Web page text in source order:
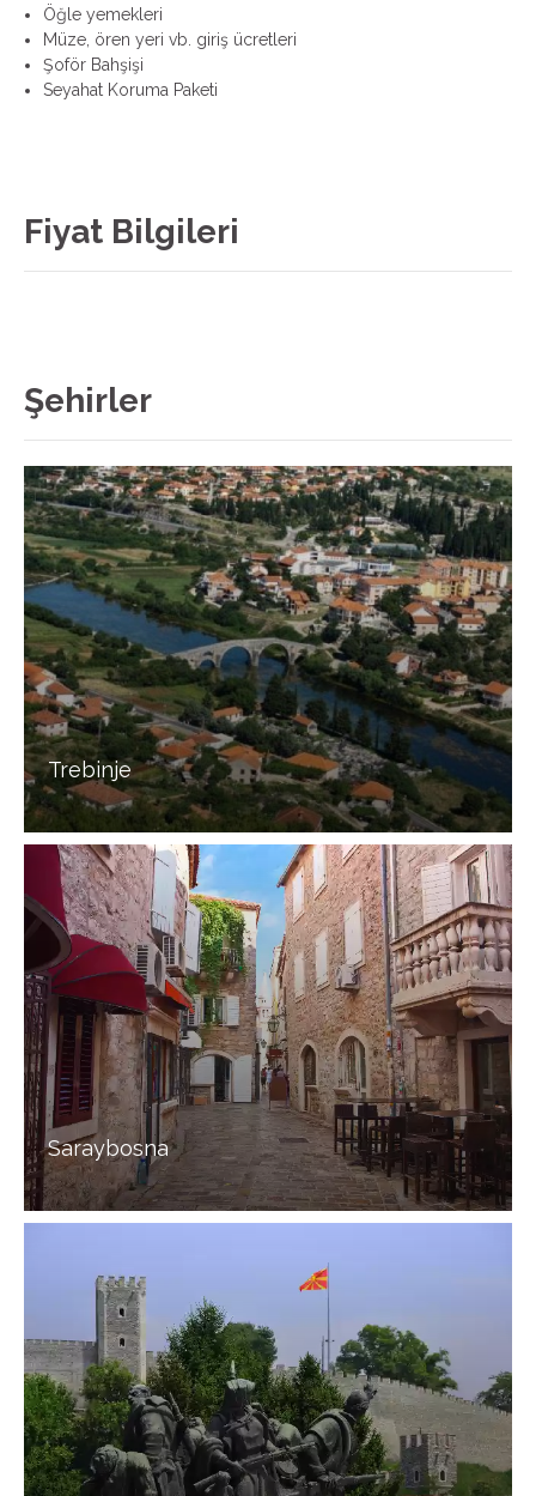
Öğle yemekleri
Müze, ören yeri vb. giriş ücretleri
Şoför Bahşişi
Seyahat Koruma Paketi
Fiyat Bilgileri
Şehirler
Trebinje
Saraybosna